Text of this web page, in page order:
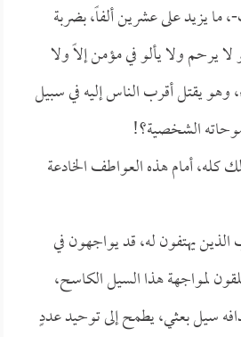
يزيد على عشرين ألفاً، بضربة
يرحم ولا يألو في مؤمن إلاً ولا
يقتل أقرب الناس إليه في سبيل
الشخصية؟!
كله، أمام هذه العواطف الخادعة
يهتفون له، قد يواجهون في
لمواجهة هذا السيل الكاسح،
سيل بعثي، يطمح إلى توحيد عددٍ